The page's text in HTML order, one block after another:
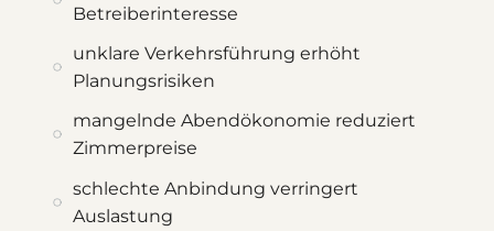
Betreiberinteresse
unklare Verkehrsführung erhöht
Planungsrisiken
mangelnde Abendökonomie reduziert
Zimmerpreise
schlechte Anbindung verringert
Auslastung